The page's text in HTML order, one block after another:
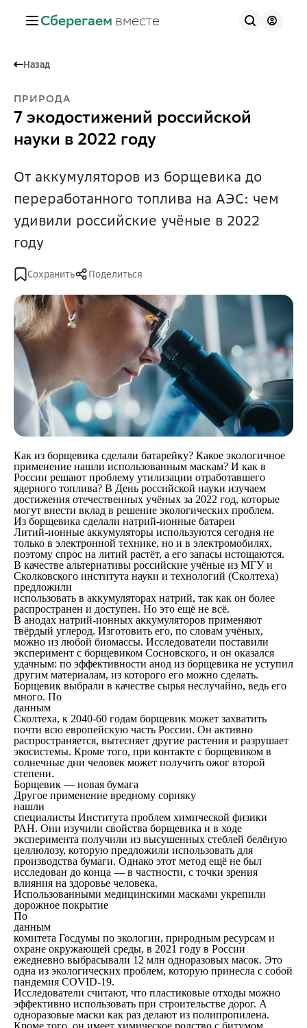
Сберегаем вместе
Назад
ПРИРОДА
7 экодостижений российской
науки в 2022 году
От аккумуляторов из борщевика до
переработанного топлива на АЭС: чем
удивили российские учёные в 2022
году
Сохранить Поделиться
Как из борщевика сделали батарейку? Какое экологичное
применение нашли использованным маскам? И как в
России решают проблему утилизации отработавшего
ядерного топлива? В День российской науки изучаем
достижения отечественных учёных за 2022 год, которые
могут внести вклад в решение экологических проблем.
Из борщевика сделали натрий-ионные батареи
Литий-ионные аккумуляторы используются сегодня не
только в электронной технике, но и в электромобилях,
поэтому спрос на литий растёт, а его запасы истощаются.
В качестве альтернативы российские учёные из МГУ и
Сколковского института науки и технологий (Сколтеха)
предложили
использовать в аккумуляторах натрий, так как он более
распространен и доступен. Но это ещё не всё.
В анодах натрий-ионных аккумуляторов применяют
твёрдый углерод. Изготовить его, по словам учёных,
можно из любой биомассы. Исследователи поставили
эксперимент с борщевиком Сосновского, и он оказался
удачным: по эффективности анод из борщевика не уступил
другим материалам, из которого его можно сделать.
Борщевик выбрали в качестве сырья неслучайно, ведь его
много. По
данным
Сколтеха, к 2040-60 годам борщевик может захватить
почти всю европейскую часть России. Он активно
распространяется, вытесняет другие растения и разрушает
экосистемы. Кроме того, при контакте с борщевиком в
солнечные дни человек может получить ожог второй
степени.
Борщевик — новая бумага
Другое применение вредному сорняку
нашли
специалисты Института проблем химической физики
РАН. Они изучили свойства борщевика и в ходе
эксперимента получили из высушенных стеблей белёную
целлюлозу, которую предложили использовать для
производства бумаги. Однако этот метод ещё не был
исследован до конца — в частности, с точки зрения
влияния на здоровье человека.
Использованными медицинскими масками укрепили
дорожное покрытие
По
данным
комитета Госдумы по экологии, природным ресурсам и
охране окружающей среды, в 2021 году в России
ежедневно выбрасывали 12 млн одноразовых масок. Это
одна из экологических проблем, которую принесла с собой
пандемия COVID-19.
Исследователи считают, что пластиковые отходы можно
эффективно использовать при строительстве дорог. А
одноразовые маски как раз делают из полипропилена.
Кроме того, он имеет химическое родство с битумом.